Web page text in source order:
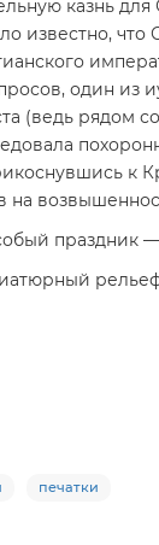
казнь
известно,
один из
(ведь рядом
к
на
праздник
печатки